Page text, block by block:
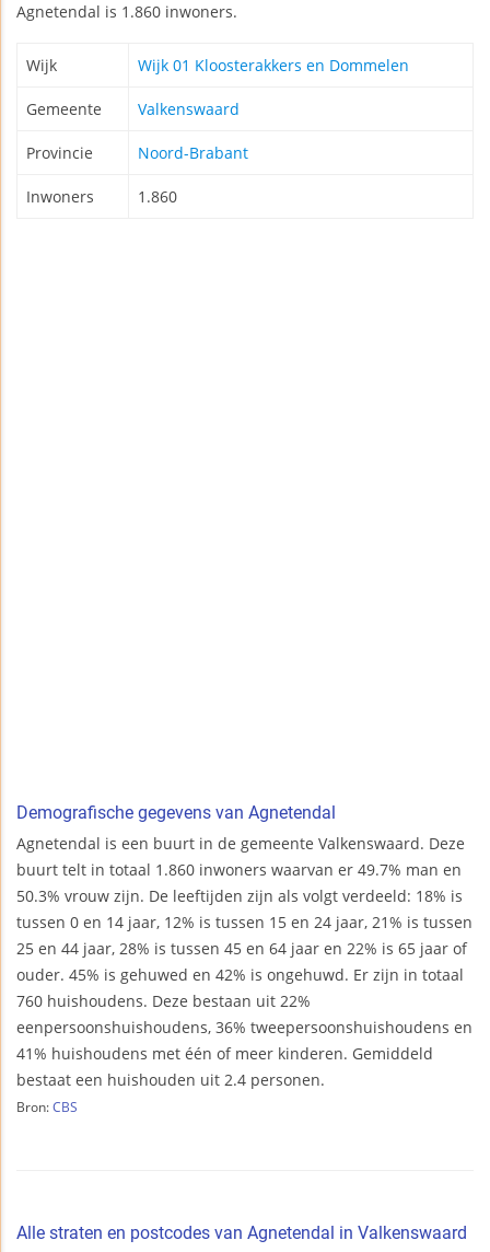
Agnetendal is 1.860 inwoners.
Wijk Wijk 01 Kloosterakkers en Dommelen
Gemeente Valkenswaard
Provincie Noord-Brabant
Inwoners 1.860
Demografische gegevens van Agnetendal
Agnetendal is een buurt in de gemeente Valkenswaard. Deze
buurt telt in totaal 1.860 inwoners waarvan er 49.7% man en
50.3% vrouw zijn. De leeftijden zijn als volgt verdeeld: 18% is
tussen 0 en 14 jaar, 12% is tussen 15 en 24 jaar, 21% is tussen
25 en 44 jaar, 28% is tussen 45 en 64 jaar en 22% is 65 jaar of
ouder. 45% is gehuwed en 42% is ongehuwd. Er zijn in totaal
760 huishoudens. Deze bestaan uit 22%
eenpersoonshuishoudens, 36% tweepersoonshuishoudens en
41% huishoudens met één of meer kinderen. Gemiddeld
bestaat een huishouden uit 2.4 personen.
Bron: CBS
Alle straten en postcodes van Agnetendal in Valkenswaard